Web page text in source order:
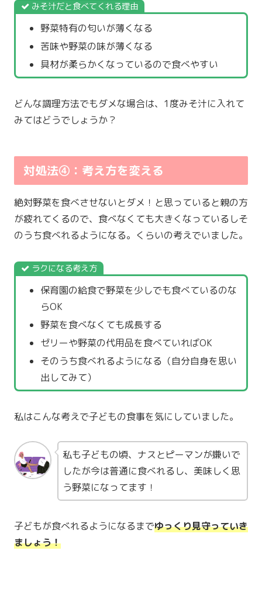
みそ汁だと食べてくれる理由
野菜特有の匂いが薄くなる
苦味や野菜の味が薄くなる
具材が柔らかくなっているので食べやすい
どんな調理方法でもダメな場合は、1度みそ汁に入れて
みてはどうでしょうか？
対処法④：考え方を変える
絶対野菜を食べさせないとダメ！と思っていると親の方
が疲れてくるので、食べなくても大きくなっているしそ
のうち食べれるようになる。くらいの考えでいました。
ラクになる考え方
保育園の給食で野菜を少しでも食べているのな
らOK
野菜を食べなくても成長する
ゼリーや野菜の代用品を食べていればOK
そのうち食べれるようになる（自分自身を思い
出してみて）
私はこんな考えで子どもの食事を気にしていました。
私も子どもの頃、ナスとピーマンが嫌いで
したが今は普通に食べれるし、美味しく思
う野菜になってます！
子どもが食べれるようになるまでゆっくり見守っていき
ましょう！